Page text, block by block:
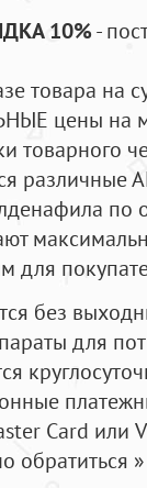
10%-
товара на
цены на
товарного
по
для
без
для
Card или
обратиться